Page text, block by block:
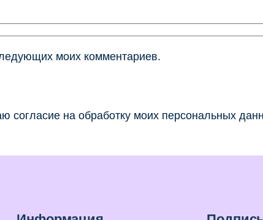
моих комментариев.
согласие на обработку моих персональных